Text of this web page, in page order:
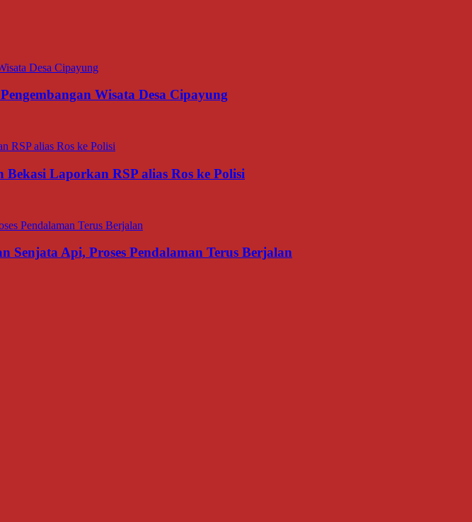
Wisata Desa Cipayung
Laporkan RSP alias Ros ke Polisi
Senjata Api, Proses Pendalaman Terus Berjalan